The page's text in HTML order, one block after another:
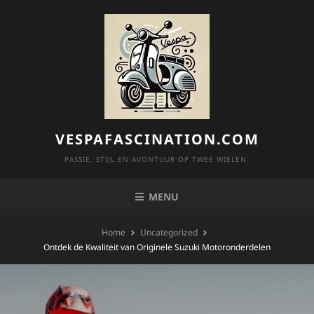
VESPAFASCINATION.COM
PASSIE, STIJL EN AVONTUUR OP TWEE WIELEN.
MENU
Home
Uncategorized
Ontdek de Kwaliteit van Originele Suzuki Motoronderdelen